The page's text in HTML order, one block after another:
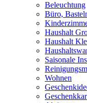
Beleuchtung
Büro,
Haushalt
Haushalt
Saisonale
Wohnen